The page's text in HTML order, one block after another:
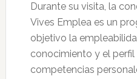
Durante su visita, la
Vives Emplea es un
objetivo la
conocimiento y el
competencias